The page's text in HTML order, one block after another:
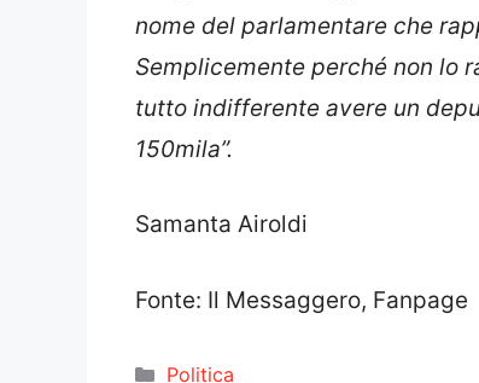
nome del parlamentare che
Semplicemente perché non lo
tutto indifferente avere un
150mila”.
Samanta Airoldi
Fonte: Il Messaggero, Fanpage
Categorie
Politica